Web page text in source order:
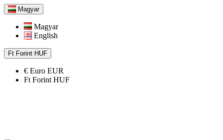
Magyar
Magyar
English
Ft Forint HUF
€ Euro EUR
Ft Forint HUF